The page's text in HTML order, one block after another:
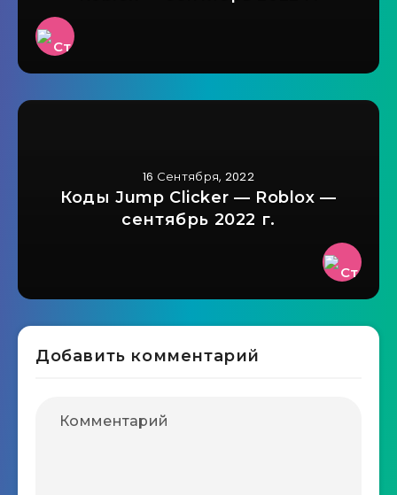
16 Сентября, 2022
Коды Jump Clicker — Roblox —
сентябрь 2022 г.
Добавить комментарий